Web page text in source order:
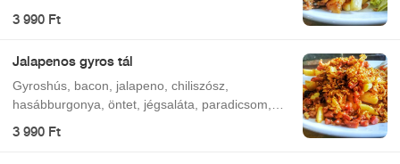
3 990 Ft
Jalapenos gyros tál
Gyroshús, bacon, jalapeno, chiliszósz,
hasábburgonya, öntet, jégsaláta, paradicsom,
3 990 Ft